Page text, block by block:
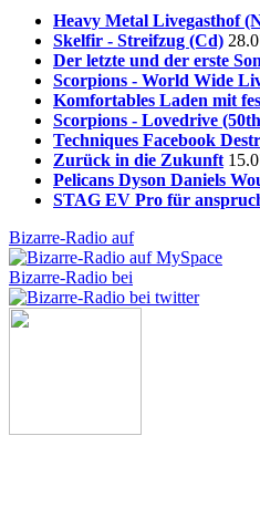
Heavy Metal Livegasthof
Skelfir - Streifzug (Cd)
Der letzte und der erste
Scorpions - World Wide
Komfortables Laden mit
Scorpions - Lovedrive
Techniques Facebook
Zurück in die Zukunft
Pelicans Dyson Daniels
STAG EV Pro für
Bizarre-Radio auf
Bizarre-Radio bei